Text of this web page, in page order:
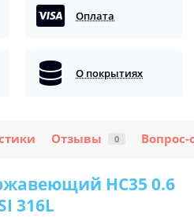
Оплата
О покрытиях
Отзывы 0 Вопрос-
НС35 0.6
316L